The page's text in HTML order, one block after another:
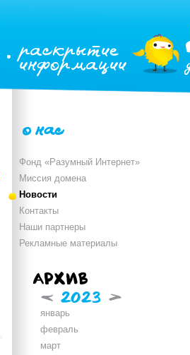
раскрытие
информации
о нас
Фонд «Разумный Интернет»
Миссия домена
Новости
Контакты
Наши партнеры
Рекламные материалы
Архив
< 2023 >
январь
февраль
март